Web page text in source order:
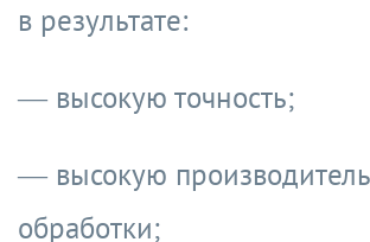
в результате:
— высокую точность;
— высокую
обработки;